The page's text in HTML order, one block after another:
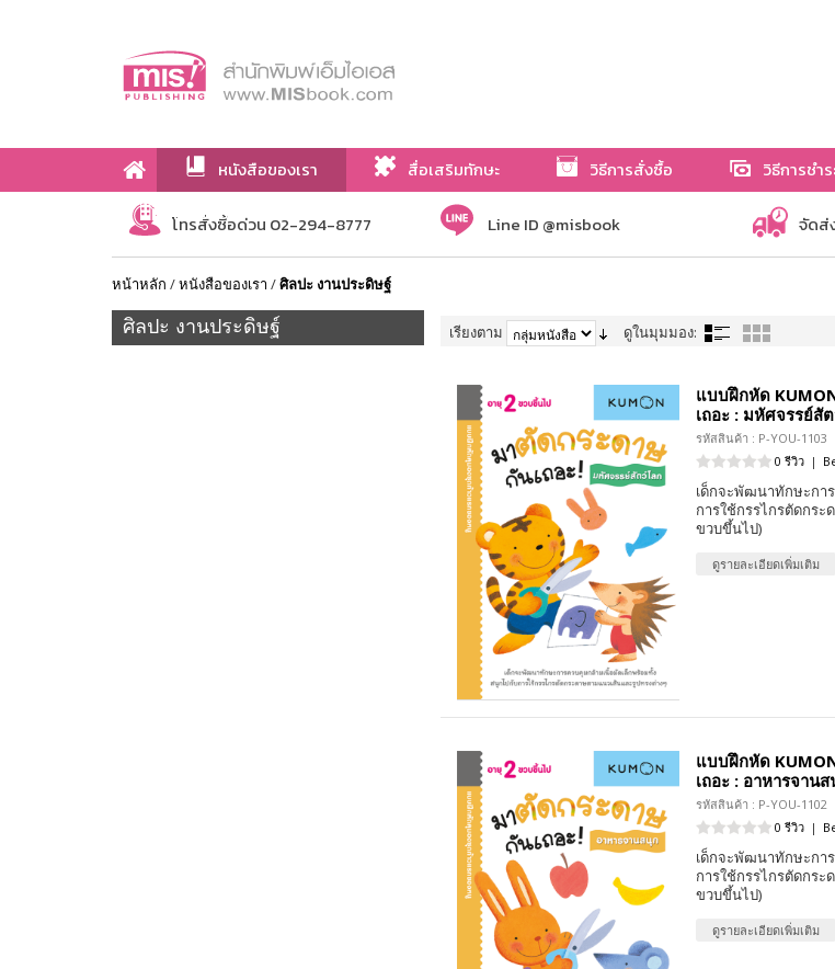
หนังสือของเรา สื่อเสริมทักษะ วิธีการสั่งซื้อ วิธีการชำร
เกี่ยวกับเรา
โทรสั่งซื้อด่วน 02-294-8777 Line ID @misbook จัดส่
หน้าหลัก /หนังสือของเรา /ศิลปะ งานประดิษฐ์
ศิลปะ งานประดิษฐ์ เรียงตาม ดูในมุมมอง:
แบบฝึกหัด
เถอะ : มหัศจรรย์สั
รหัสสินค้า : P-YOU-1103
0 รีวิว |
เด็กจะพัฒนาทักษะกา
การใช้กรรไกรตัดกระ
ขวบขึ้นไป)
ดูรายละเอียดเพิ่มเติม
แบบฝึกหัด
เถอะ : อาหารจาน
รหัสสินค้า : P-YOU-1102
0 รีวิว |
เด็กจะพัฒนาทักษะกา
การใช้กรรไกรตัดกระ
ขวบขึ้นไป)
ดูรายละเอียดเพิ่มเติม